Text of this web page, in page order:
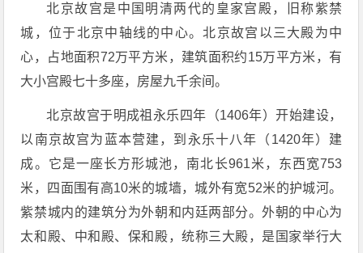
北京故宫是中国明清两代的皇家宫殿，旧称紫禁
城，位于北京中轴线的中心。北京故宫以三大殿为中
心，占地面积72万平方米，建筑面积约15万平方米，有
大小宫殿七十多座，房屋九千余间。
北京故宫于明成祖永乐四年（1406年）开始建设，
以南京故宫为蓝本营建，到永乐十八年（1420年）建
成。它是一座长方形城池，南北长961米，东西宽753
米，四面围有高10米的城墙，城外有宽52米的护城河。
紫禁城内的建筑分为外朝和内廷两部分。外朝的中心为
太和殿、中和殿、保和殿，统称三大殿，是国家举行大